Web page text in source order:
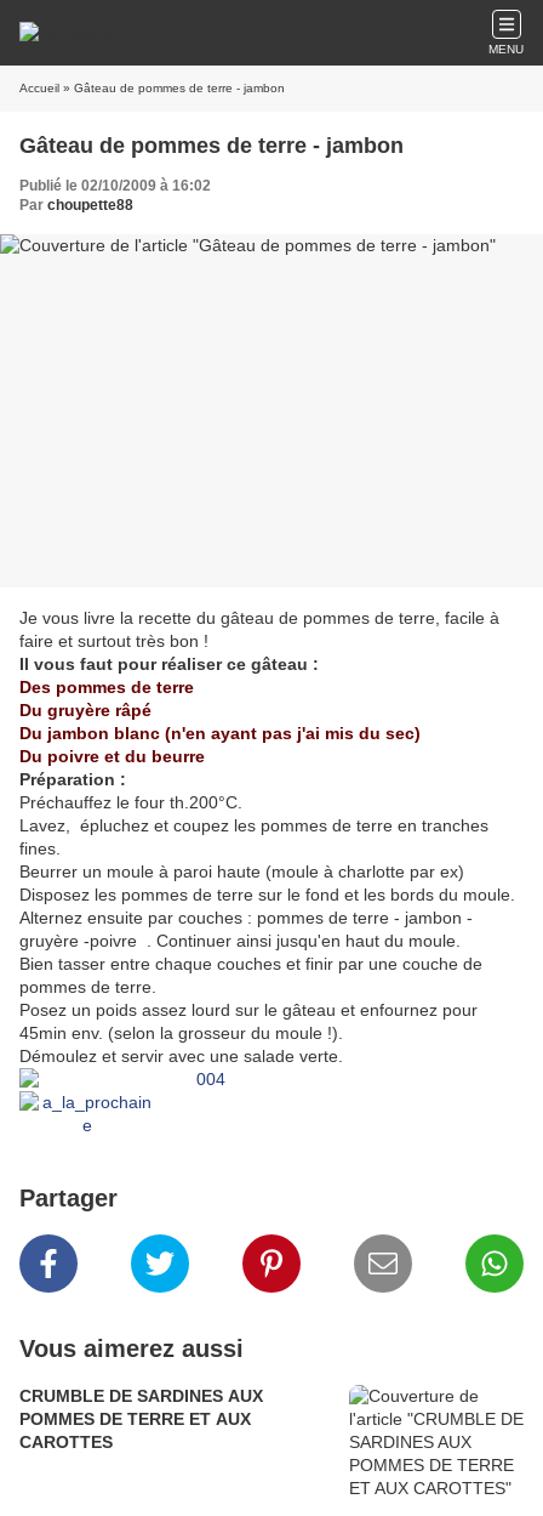
MENU
Accueil » Gâteau de pommes de terre - jambon
Gâteau de pommes de terre - jambon
Publié le 02/10/2009 à 16:02
Par choupette88
Je vous livre la recette du gâteau de pommes de terre, facile à
faire et surtout très bon !
Il vous faut pour réaliser ce gâteau :
Des pommes de terre
Du gruyère râpé
Du jambon blanc (n'en ayant pas j'ai mis du sec)
Du poivre et du beurre
Préparation :
Préchauffez le four th.200°C.
Lavez, épluchez et coupez les pommes de terre en tranches
fines.
Beurrer un moule à paroi haute (moule à charlotte par ex)
Disposez les pommes de terre sur le fond et les bords du moule.
Alternez ensuite par couches : pommes de terre - jambon -
gruyère -poivre . Continuer ainsi jusqu'en haut du moule.
Bien tasser entre chaque couches et finir par une couche de
pommes de terre.
Posez un poids assez lourd sur le gâteau et enfournez pour
45min env. (selon la grosseur du moule !).
Démoulez et servir avec une salade verte.
Partager
Vous aimerez aussi
CRUMBLE DE SARDINES AUX
POMMES DE TERRE ET AUX
CAROTTES